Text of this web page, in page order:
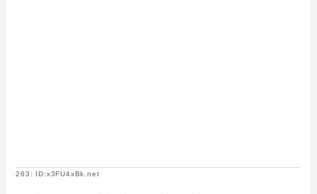
263: ID:x3FU4xBk.net